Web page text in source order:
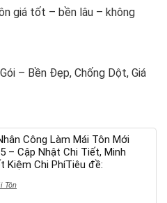
giá tốt – bền lâu – không
– Bền Đẹp, Chống Dột, Giá
Công Làm Mái Tôn Mới
– Cập Nhật Chi Tiết, Minh
Kiệm Chi PhíTiêu đề:
Tôn